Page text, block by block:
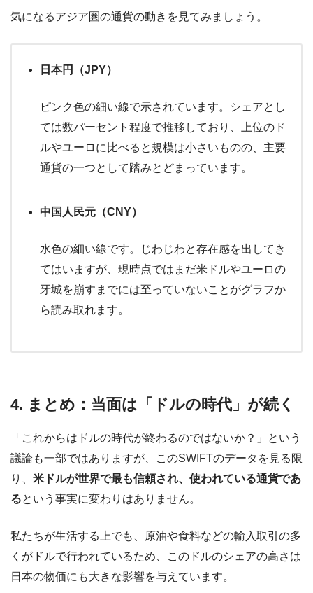
気になるアジア圏の通貨の動きを見てみましょう。
日本円（JPY）
ピンク色の細い線で示されています。シェアとし
ては数パーセント程度で推移しており、上位のド
ルやユーロに比べると規模は小さいものの、主要
通貨の一つとして踏みとどまっています。
中国人民元（CNY）
水色の細い線です。じわじわと存在感を出してき
てはいますが、現時点ではまだ米ドルやユーロの
牙城を崩すまでには至っていないことがグラフか
ら読み取れます。
4. まとめ：当面は「ドルの時代」が続く
「これからはドルの時代が終わるのではないか？」という
議論も一部ではありますが、このSWIFTのデータを見る限
り、 米ドルが世界で最も信頼され、使われている通貨であ
るという事実に変わりはありません。
私たちが生活する上でも、原油や食料などの輸入取引の多
くがドルで行われているため、このドルのシェアの高さは
日本の物価にも大きな影響を与えています。